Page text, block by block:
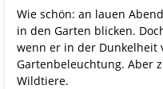
Wie schön: an lauen
in den Garten blicken.
wenn er in der Dunkelheit
Gartenbeleuchtung. Aber
Wildtiere.